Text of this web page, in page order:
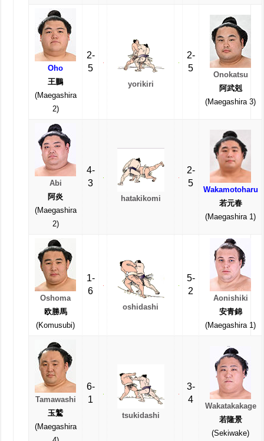
Oho
王鵬
(Maegashira
2)
2-
5
yorikiri
2-
5
Onokatsu
阿武剋
(Maegashira 3)
Abi
阿炎
(Maegashira
2)
4-
3
hatakikomi
2-
5
Wakamotoharu
若元春
(Maegashira 1)
Oshoma
欧勝馬
(Komusubi)
1-
6
oshidashi
5-
2
Aonishiki
安青錦
(Maegashira 1)
Tamawashi
玉鷲
(Maegashira
6-
1
tsukidashi
3-
4
Wakatakakage
若隆景
(Sekiwake)